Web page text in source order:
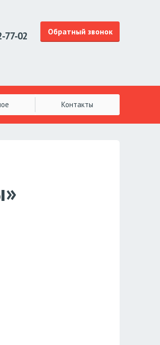
77-02 Обратный звонок
Контакты